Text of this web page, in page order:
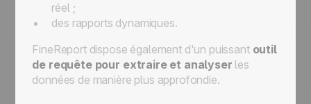
réel ;
des rapports dynamiques.
FineReport dispose également d'un puissant outil
de requête pour extraire et analyser les
données de manière plus approfondie.